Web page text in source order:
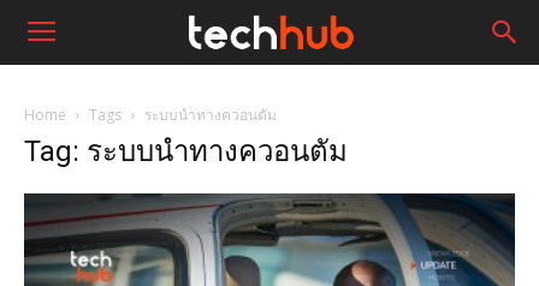
Home Tags ระบบนำทางควอนตัม
Tag: ระบบนำทางควอนตัม